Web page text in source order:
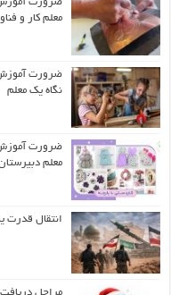
معلم کار و
ضرورت آموزش
نگاه یک معلم
ضرورت آموزش
معلم
انتقال قدرت
مراحل